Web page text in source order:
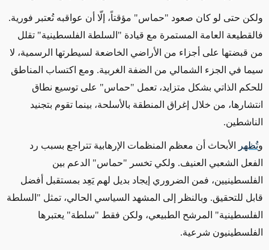
ولكن حتى لو كان صعود "حماس" مؤقتاً، إلّا أن عواقبه تُعتبر فورية.
فالقطيعة العامة المستمرة مع قيادة "السلطة الفلسطينية" تقلل
من قبضتها على أجزاء من الأراضي الخاضعة لسيطرتها الرسمية، لا
سيما في الجزء الشمالي من الضفة الغربية. ومع اكتساب المناطق
للحكم الذاتي بشكل متزايد، تعمل "حماس" على توسيع نطاق
انتشارها، من خلال إغراق المنطقة بالأسلحة، بينما تقوم بتجنيد
الناشطين.
وتُظهر
الأبحاث أن معظم المنظمات الإرهابية تتراجع بسبب رد
الفعل الشعبي العنيف. ولكي تخسر "حماس" الدعم بين
الفلسطينيين، فمن الضروري إيجاد بديل لهم يَعِد بمستقبل أفضل
قابل للتحقيق. وبالنظر إلى المشهد السياسي الحالي، تمثل "السلطة
الفلسطينية" المرشح الطبيعي، ولكن فقط "سلطة" يعتبرها
الفلسطينيون شرعية.